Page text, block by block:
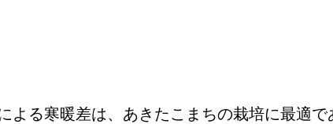
る寒暖差は、あきたこまちの栽培に最適で